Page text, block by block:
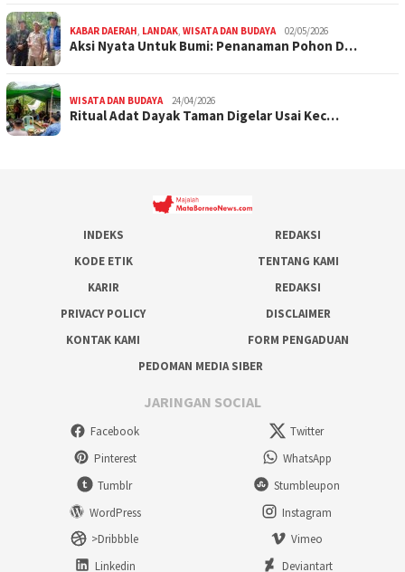
KABAR DAERAH, LANDAK, WISATA DAN BUDAYA 02/05/2026
Aksi Nyata Untuk Bumi: Penanaman Pohon D…
WISATA DAN BUDAYA 24/04/2026
Ritual Adat Dayak Taman Digelar Usai Kec…
INDEKS
REDAKSI
KODE ETIK
TENTANG KAMI
KARIR
REDAKSI
PRIVACY POLICY
DISCLAIMER
KONTAK KAMI
FORM PENGADUAN
PEDOMAN MEDIA SIBER
JARINGAN SOCIAL
Facebook
Twitter
Pinterest
WhatsApp
Tumblr
Stumbleupon
WordPress
Instagram
>Dribbble
Vimeo
Linkedin
Deviantart